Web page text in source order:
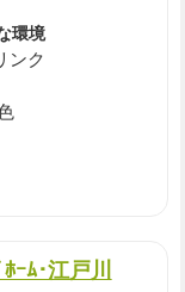
環境
ンク
ｰﾑ･江戸川